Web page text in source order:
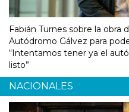
Fabián Turnes sobre la obra
Autódromo Gálvez para
“Intentamos tener ya el
listo”
NACIONALES